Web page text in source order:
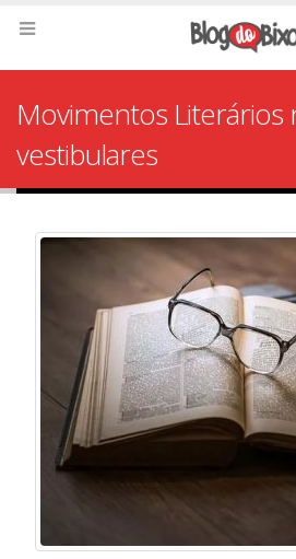
Movimentos Literários
vestibulares